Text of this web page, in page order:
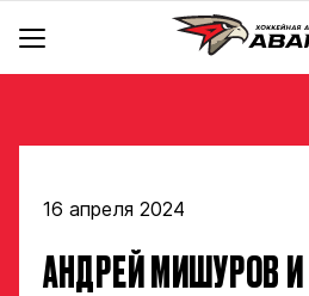
Новости
Команды
Тренерский штаб
Отдел скаутинга
Ястребы
Магазин
16 апреля 2024
АНДРЕЙ МИШУРОВ И